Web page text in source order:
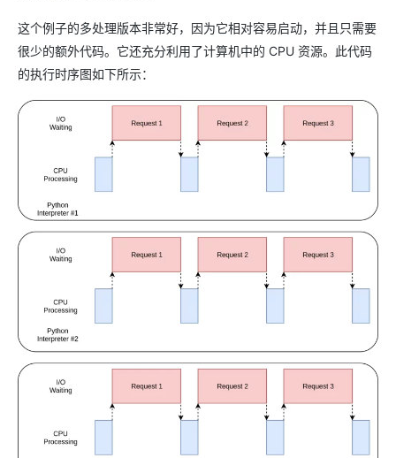
这个例子的多处理版本非常好，因为它相对容易启动，并且只需要
很少的额外代码。它还充分利用了计算机中的 CPU 资源。此代码
的执行时序图如下所示：